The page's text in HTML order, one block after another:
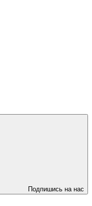
Подпишись на нас